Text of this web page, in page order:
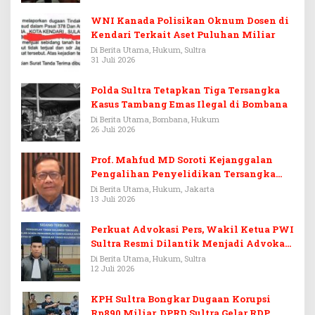
WNI Kanada Polisikan Oknum Dosen di
Kendari Terkait Aset Puluhan Miliar
Di Berita Utama, Hukum, Sultra
31 Juli 2026
Polda Sultra Tetapkan Tiga Tersangka
Kasus Tambang Emas Ilegal di Bombana
Di Berita Utama, Bombana, Hukum
26 Juli 2026
Prof. Mahfud MD Soroti Kejanggalan
Pengalihan Penyelidikan Tersangka
Febrie Adriansyah
Di Berita Utama, Hukum, Jakarta
13 Juli 2026
Perkuat Advokasi Pers, Wakil Ketua PWI
Sultra Resmi Dilantik Menjadi Advokat
PERADI
Di Berita Utama, Hukum, Sultra
12 Juli 2026
KPH Sultra Bongkar Dugaan Korupsi